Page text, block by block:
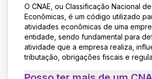
O CNAE, ou Classificação Nacional
Econômicas, é um código utilizado
atividades econômicas de uma
entidade, sendo fundamental para
atividade que a empresa realiza,
tributação, obrigações fiscais e